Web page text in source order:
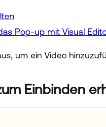
Pop-up mit Visual
um ein Video
Einbinden